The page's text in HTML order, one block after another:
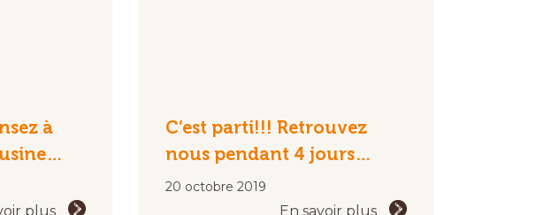
à
plus
C’est parti!!! Retrouvez
nous pendant 4 jours…
20 octobre 2019
En savoir plus